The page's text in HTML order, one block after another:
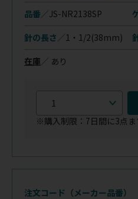
品番／JS-NR2138SP
針の長さ／1・1/2(38mm)
在庫 ／ あり
※購入制限：7日間に3点ま
注文コード（メーカー品番）